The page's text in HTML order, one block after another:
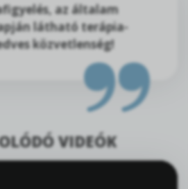
az általam
látható terápia-
közvetlenség!
VIDEÓK